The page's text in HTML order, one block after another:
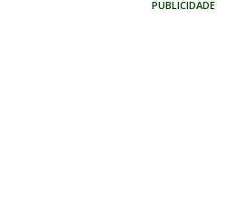
PUBLICIDADE